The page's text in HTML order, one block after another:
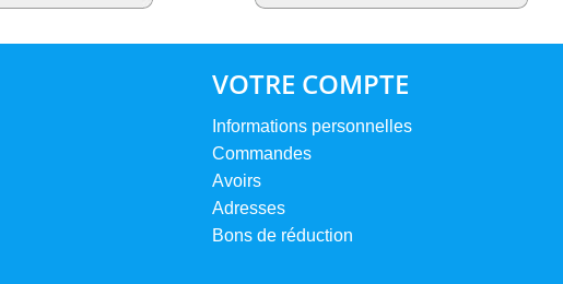
VOTRE COMPTE
Informations personnelles
Commandes
Avoirs
Adresses
Bons de réduction